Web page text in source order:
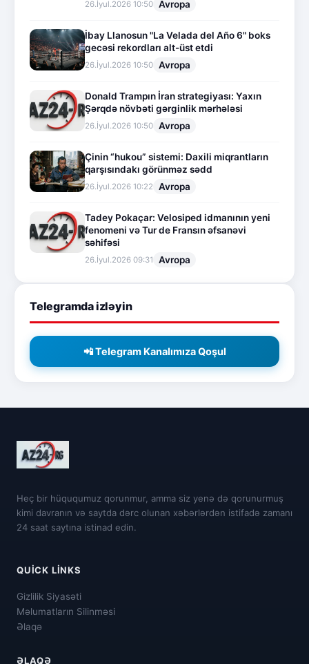
26.İyul.2026 10:50 Avropa
İbay Llanosun "La Velada del Año 6" boks
gecəsi rekordları alt-üst etdi
26.İyul.2026 10:50 Avropa
Donald Trampın İran strategiyası: Yaxın
Şərqdə növbəti gərginlik mərhələsi
26.İyul.2026 10:50 Avropa
Çinin “hukou” sistemi: Daxili miqrantların
qarşısındakı görünməz sədd
26.İyul.2026 10:22 Avropa
Tadey Pokaçar: Velosiped idmanının yeni
fenomeni və Tur de Fransın əfsanəvi
səhifəsi
26.İyul.2026 09:31 Avropa
Telegramda izləyin
📲 Telegram Kanalımıza Qoşul
Heç bir hüququmuz qorunmur, amma siz yenə də qorunurmuş
kimi davranın və saytda dərc olunan xəbərlərdən istifadə zamanı
24 saat saytına istinad edin.
QUICK LINKS
Gizlilik Siyasəti
Məlumatların Silinməsi
Əlaqə
ƏLAQƏ